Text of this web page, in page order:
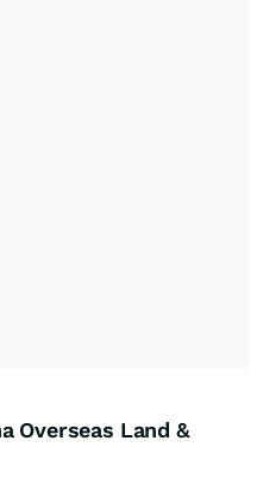
Overseas Land &